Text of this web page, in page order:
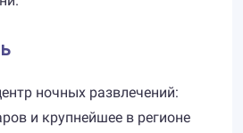
ночных развлечений:
и крупнейшее в регионе